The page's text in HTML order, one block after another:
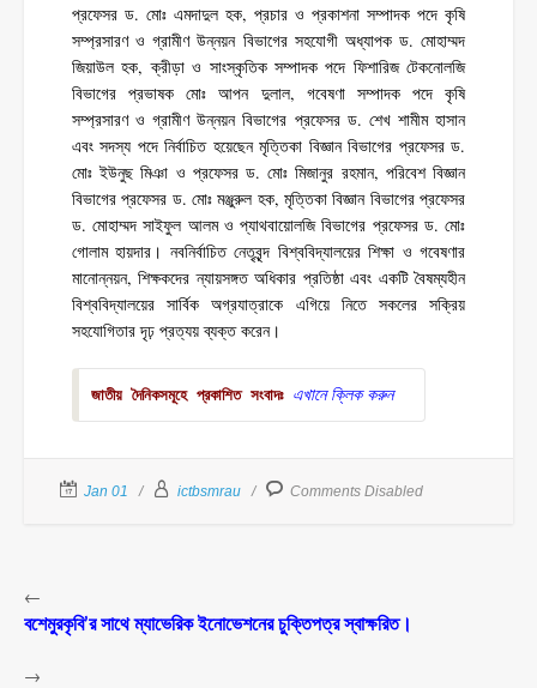
প্রফেসর ড. মোঃ এমদাদুল হক, প্রচার ও প্রকাশনা সম্পাদক পদে কৃষি
সম্প্রসারণ ও গ্রামীণ উন্নয়ন বিভাগের সহযোগী অধ্যাপক ড. মোহাম্মদ
জিয়াউল হক, ক্রীড়া ও সাংস্কৃতিক সম্পাদক পদে ফিশারিজ টেকনোলজি
বিভাগের প্রভাষক মোঃ আপন দুলাল, গবেষণা সম্পাদক পদে কৃষি
সম্প্রসারণ ও গ্রামীণ উন্নয়ন বিভাগের প্রফেসর ড. শেখ শামীম হাসান
এবং সদস্য পদে নির্বাচিত হয়েছেন মৃত্তিকা বিজ্ঞান বিভাগের প্রফেসর ড.
মোঃ ইউনুছ মিঞা ও প্রফেসর ড. মোঃ মিজানুর রহমান, পরিবেশ বিজ্ঞান
বিভাগের প্রফেসর ড. মোঃ মঞ্জুরুল হক, মৃত্তিকা বিজ্ঞান বিভাগের প্রফেসর
ড. মোহাম্মদ সাইফুল আলম ও প্যাথবায়োলজি বিভাগের প্রফেসর ড. মোঃ
গোলাম হায়দার। নবনির্বাচিত নেতৃবৃন্দ বিশ্ববিদ্যালয়ের শিক্ষা ও গবেষণার
মানোন্নয়ন, শিক্ষকদের ন্যায়সঙ্গত অধিকার প্রতিষ্ঠা এবং একটি বৈষম্যহীন
বিশ্ববিদ্যালয়ের সার্বিক অগ্রযাত্রাকে এগিয়ে নিতে সকলের সক্রিয়
সহযোগিতার দৃঢ় প্রত্যয় ব্যক্ত করেন।
জাতীয় দৈনিকসমূহে প্রকাশিত সংবাদঃ এখানে ক্লিক করুন
Jan 01 ictbsmrau Comments Disabled
←
বশেমুরকৃবি’র সাথে ম্যাভেরিক ইনোভেশনের চুক্তিপত্র স্বাক্ষরিত।
→